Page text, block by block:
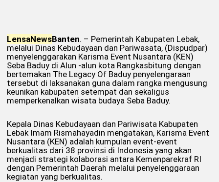
LensaNewsBanten. – Pemerintah Kabupaten Lebak,
melalui Dinas Kebudayaan dan Pariwasata, (Dispudpar)
menyelenggarakan Karisma Event Nusantara (KEN)
Seba Baduy di Alun -alun kota Rangkasbitung dengan
bertemakan The Legacy Of Baduy penyelengaraan
tersebut di laksanakan guna dalam rangka mengusung
keunikan kabupaten setempat dan sekaligus
memperkenalkan wisata budaya Seba Baduy.
Kepala Dinas Kebudayaan dan Pariwisata Kabupaten
Lebak Imam Rismahayadin mengatakan, Karisma Event
Nusantara (KEN) adalah kumpulan event-event
berkualitas dari 38 provinsi di Indonesia yang akan
menjadi strategi kolaborasi antara Kemenparekraf RI
dengan Pemerintah Daerah melalui penyelenggaraan
kegiatan yang berkualitas.